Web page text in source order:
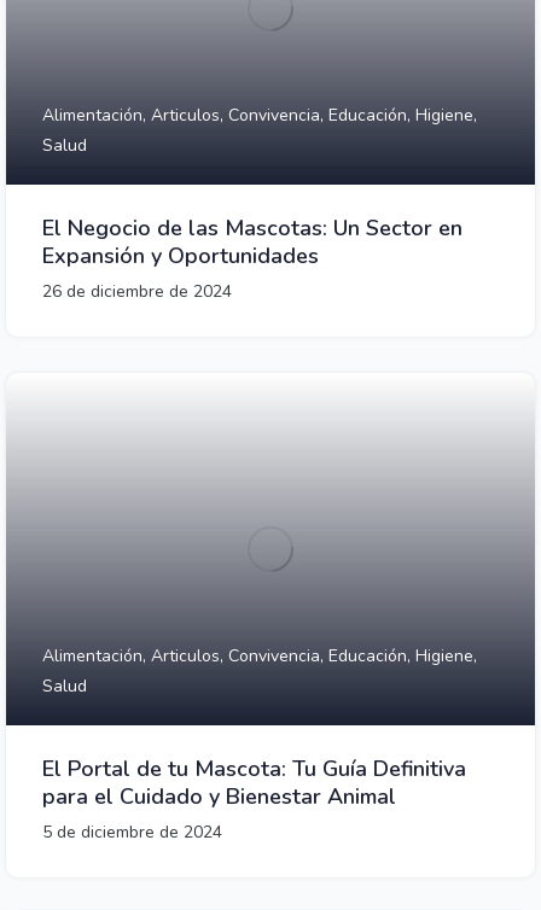
Alimentación, Articulos, Convivencia, Educación, Higiene,
Salud
El Negocio de las Mascotas: Un Sector en
Expansión y Oportunidades
26 de diciembre de 2024
Alimentación, Articulos, Convivencia, Educación, Higiene,
Salud
El Portal de tu Mascota: Tu Guía Definitiva
para el Cuidado y Bienestar Animal
5 de diciembre de 2024